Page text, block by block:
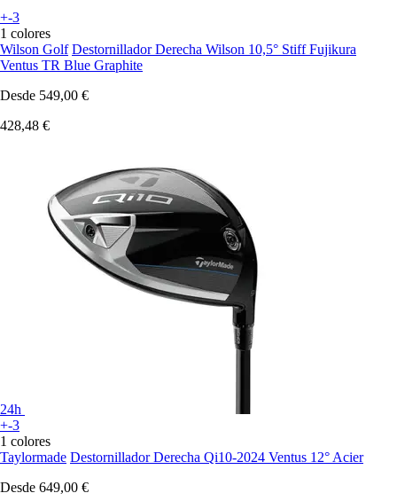
+-3
1 colores
Wilson Golf Destornillador Derecha Wilson 10,5° Stiff Fujikura
Ventus TR Blue Graphite
Desde 549,00 €
428,48 €
24h
+-3
1 colores
Taylormade Destornillador Derecha Qi10-2024 Ventus 12° Acier
Desde 649,00 €